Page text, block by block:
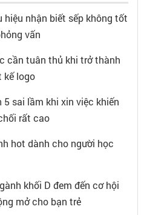
hiệu nhận biết sếp không tốt
vấn
cần tuân thủ khi trở thành
kế logo
5 sai lầm khi xin việc khiến
rất cao
hot dành cho người học
khối D đem đến cơ hội
mở cho bạn trẻ